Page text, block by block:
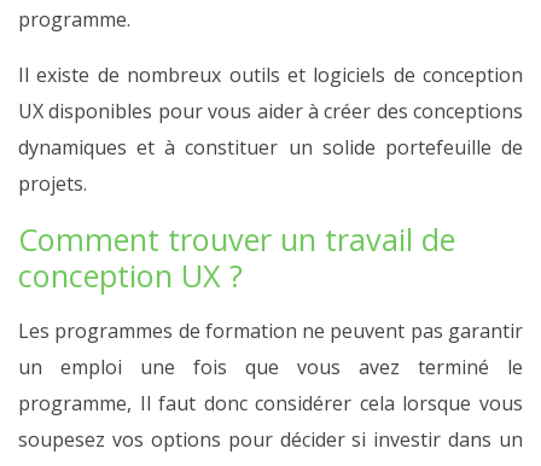
programme.
Il existe de nombreux outils et logiciels de conception
UX disponibles pour vous aider à créer des conceptions
dynamiques et à constituer un solide portefeuille de
projets.
Comment trouver un travail de
conception UX ?
Les programmes de formation ne peuvent pas garantir
un emploi une fois que vous avez terminé le
programme, Il faut donc considérer cela lorsque vous
soupesez vos options pour décider si investir dans un